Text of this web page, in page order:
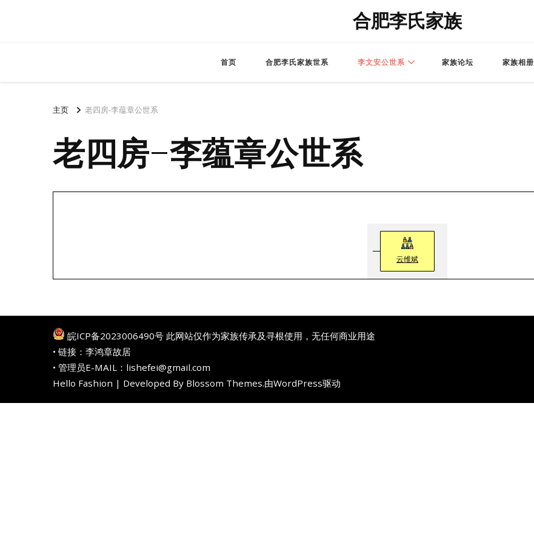
合肥李氏家族
首页 合肥李氏家族世系 李文安公世系 家族论坛 家族相册
主页 老四房-李蕴章公世系
老四房-李蕴章公世系
云维斌
皖ICP备2023006490号 此网站仅作为家族传承及寻根使用，无任何商业用途
• 链接： 李鸿章故居
• 管理员E-MAIL：lishefei@gmail.com
Hello Fashion | Developed By Blossom Themes.由WordPress驱动